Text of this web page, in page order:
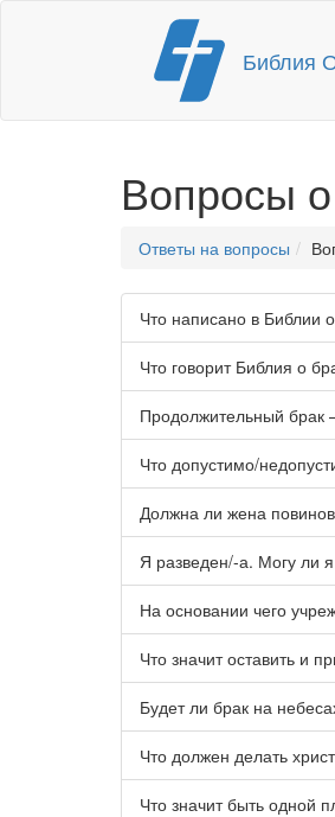
Перейти
содержимому
Библия
Вопросы
Ответы на вопросы
Что написано в Библии
Что говорит Библия о
Продолжительный брак
Что допустимо/
Должна ли жена
Я разведен/-а. Могу ли
На основании чего
Что значит оставить и
Будет ли брак на
Что должен делать
Что значит быть одной